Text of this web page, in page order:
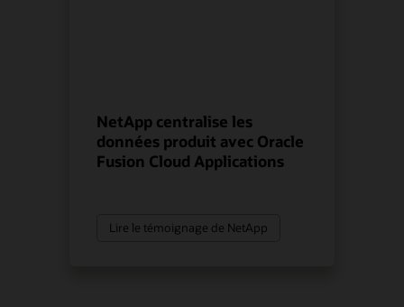
NetApp centralise les
données produit avec Oracle
Fusion Cloud Applications
Lire le témoignage de NetApp